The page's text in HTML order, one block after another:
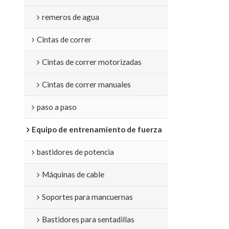
remeros de agua
Cintas de correr
Cintas de correr motorizadas
Cintas de correr manuales
paso a paso
Equipo de entrenamiento de fuerza
bastidores de potencia
Máquinas de cable
Soportes para mancuernas
Bastidores para sentadillas